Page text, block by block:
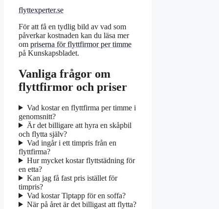
flyttexperter.se
För att få en tydlig bild av vad som
påverkar kostnaden kan du läsa mer
om priserna för flyttfirmor per timme
på Kunskapsbladet.
Vanliga frågor om
flyttfirmor och priser
Vad kostar en flyttfirma per timme i
genomsnitt?
Är det billigare att hyra en skåpbil
och flytta själv?
Vad ingår i ett timpris från en
flyttfirma?
Hur mycket kostar flyttstädning för
en etta?
Kan jag få fast pris istället för
timpris?
Vad kostar Tiptapp för en soffa?
När på året är det billigast att flytta?